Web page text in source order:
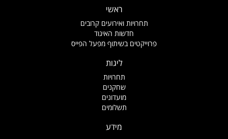
ראשי
תחרויות ואירועים קרובים
חדשות האיגוד
פרוייקטים בשיתוף מפעל הפייס
ליגות
תחרויות
שחקנים
מועדונים
תשלומים
מידע